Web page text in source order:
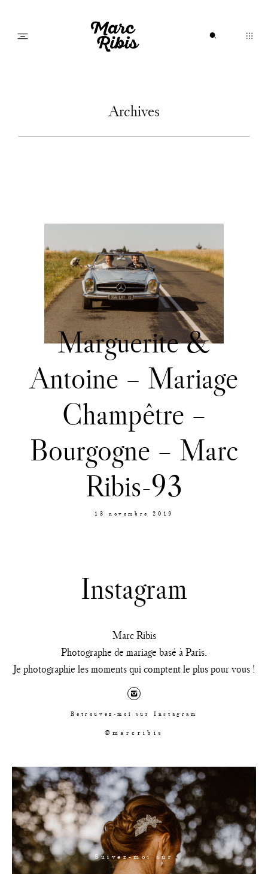
A propos
Infos
Contact
Archives
Marguerite &
Antoine – Mariage
Champêtre –
Bourgogne – Marc
Ribis-93
13 novembre 2019
Suivez-moi sur
Instagram
Marc Ribis
Photographe de mariage basé à Paris.
Je photographie les moments qui comptent le plus pour vous !
Retrouvez-moi sur Instagram
@marcribis